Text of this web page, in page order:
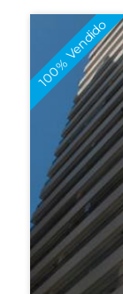
100% Vendido